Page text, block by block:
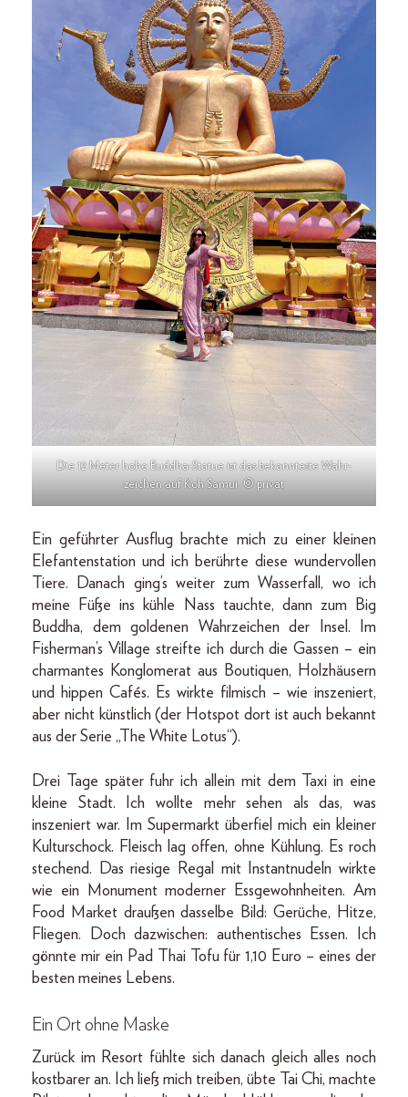
Die 12 Meter hohe Buddha-Statue ist das bekannteste Wahr­
zeichen auf Koh Samui. © privat
Ein geführter Ausflug brachte mich zu einer kleinen
Elefantenstation und ich berührte diese wundervollen
Tiere. Danach ging’s weiter zum Wasserfall, wo ich
meine Füße ins kühle Nass tauchte, dann zum Big
Buddha, dem goldenen Wahrzeichen der Insel. Im
Fisherman’s Vil­lage streifte ich durch die Gassen – ein
charmantes Konglomerat aus Boutiquen, Holzhäusern
und hippen Cafés. Es wirkte filmisch – wie inszeniert,
aber nicht künstlich (der Hotspot dort ist auch bekannt
aus der Serie „The White Lotus“).
Drei Tage später fuhr ich allein mit dem Taxi in eine
kleine Stadt. Ich wollte mehr sehen als das, was
inszeniert war. Im Supermarkt überfiel mich ein kleiner
Kulturschock. Fleisch lag offen, ohne Kühlung. Es roch
stechend. Das riesige Regal mit Instantnudeln wirkte
wie ein Monument moderner Essgewohnheiten. Am
Food Market draußen dasselbe Bild: Gerüche, Hitze,
Fliegen. Doch dazwischen: authentisches Essen. Ich
gönnte mir ein Pad Thai Tofu für 1,10 Euro – eines der
besten meines Lebens.
Ein Ort ohne Maske
Zurück im Resort fühlte sich danach gleich alles noch
kostbarer an. Ich ließ mich treiben, übte Tai Chi, machte